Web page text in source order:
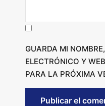
GUARDA MI
ELECTRÓNICO Y
PARA LA PRÓXIMA